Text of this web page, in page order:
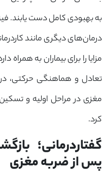
به بهبودی کامل دست یابند.
درمان‌های دیگری مانند
مزایا را برای بیماران به همراه
تعادل و هماهنگی حرکتی،
مغزی در مراحل اولیه و
کرد.
گفتاردرمانی؛
پس از ضربه مغزی